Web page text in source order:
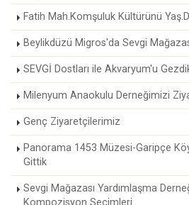
Fatih Mah.Komşuluk Kültürünü
Beylikdüzü Migros'da Sevgi
SEVGİ Dostları ile Akvaryum'u
Milenyum Anaokulu Derneğimizi
Genç Ziyaretçilerimiz
Panorama 1453 Müzesi-Garipçe
Gittik
Sevgi Mağazası Yardımlaşma
Kompozisyon Seçimleri